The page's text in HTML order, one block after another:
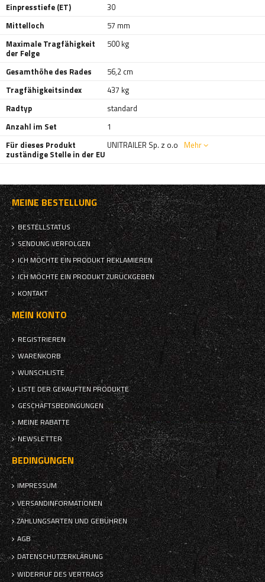
Einpresstiefe (ET)
30
Mittelloch
57 mm
Maximale Tragfähigkeit
der Felge
500 kg
Gesamthöhe des Rades
56,2 cm
Tragfähigkeitsindex
437 kg
Radtyp
standard
Anzahl im Set
1
Für dieses Produkt
zuständige Stelle in der EU
UNITRAILER Sp. z o.o Mehr
MEINE BESTELLUNG
BESTELLSTATUS
SENDUNG VERFOLGEN
ICH MÖCHTE EIN PRODUKT REKLAMIEREN
ICH MÖCHTE EIN PRODUKT ZURÜCKGEBEN
KONTAKT
MEIN KONTO
REGISTRIEREN
WARENKORB
WUNSCHLISTE
LISTE DER GEKAUFTEN PRODUKTE
GESCHÄFTSBEDINGUNGEN
MEINE RABATTE
NEWSLETTER
BEDINGUNGEN
IMPRESSUM
VERSANDINFORMATIONEN
ZAHLUNGSARTEN UND GEBÜHREN
AGB
DATENSCHUTZERKLÄRUNG
WIDERRUF DES VERTRAGS